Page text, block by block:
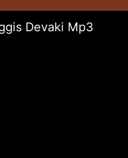
Devaki Mp3